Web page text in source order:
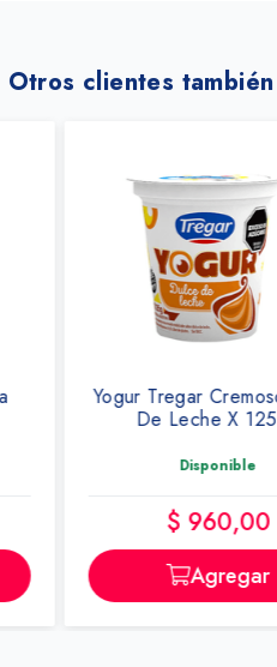
Otros clientes
Yogur Tregar
De Leche X 125
Disponible
$ 960,00
Agregar